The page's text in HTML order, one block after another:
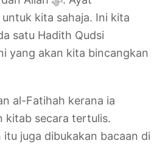
kita sahaja. Ini kita
satu Hadith Qudsi
yang akan kita bincangkan
al-Fatihah kerana ia
kitab secara tertulis.
juga dibukakan bacaan di